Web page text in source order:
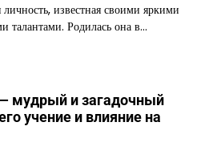
известная своими яркими
талантами. Родилась она в…
мудрый и загадочный
учение и влияние на